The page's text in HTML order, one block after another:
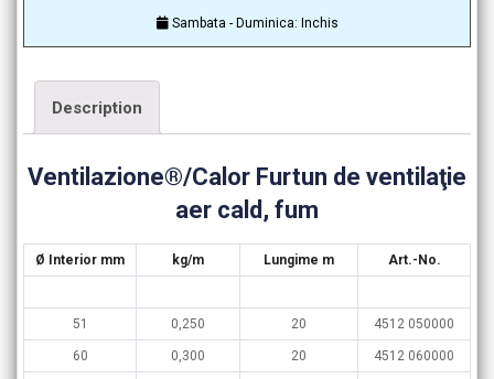
Sambata - Duminica: Inchis
Description
Ventilazione®/Calor Furtun de ventilaţie
aer cald, fum
Ø Interior mm kg/m Lungime m Art.-No.
51 0,250 20 4512 050000
60 0,300 20 4512 060000